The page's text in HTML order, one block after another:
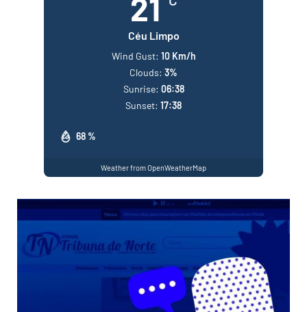
21
Céu Limpo
68 %
Wind Gust: 10 Km/h
Clouds: 3%
Sunrise: 06:38
Sunset: 17:38
Weather from OpenWeatherMap